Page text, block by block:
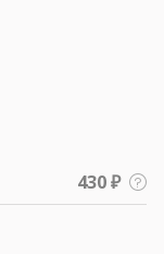
430 ₽